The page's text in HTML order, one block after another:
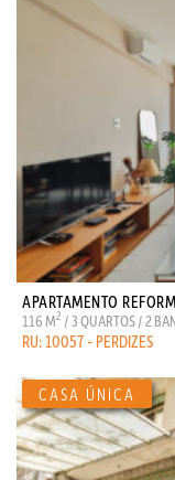
APARTAMENTO
116 M2 / 3 QUARTOS / 2
RU: 10057 - PERDIZES